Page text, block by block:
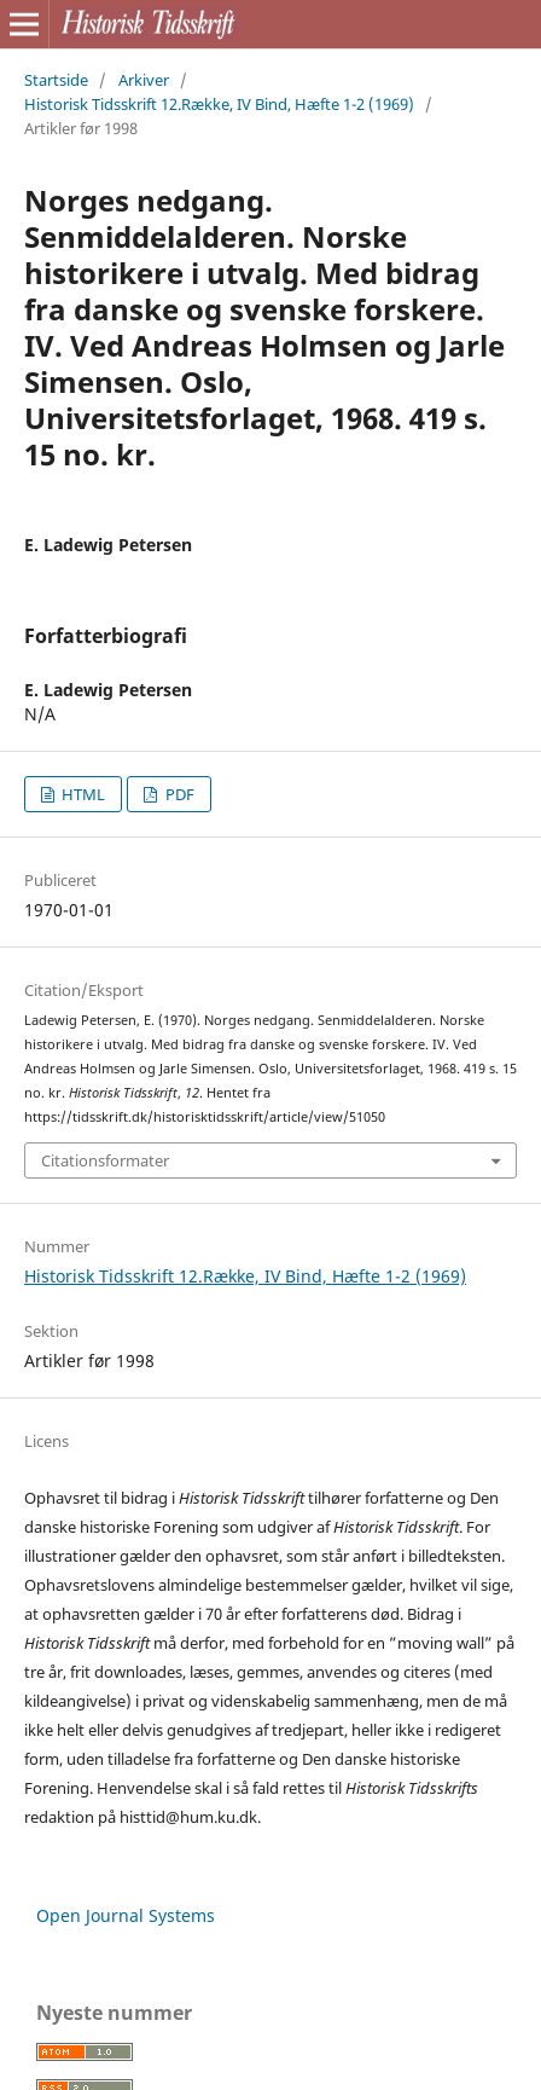
Startside / Arkiver /
Historisk Tidsskrift 12.Række, IV Bind, Hæfte 1-2 (1969)
/
Artikler før 1998
Norges nedgang.
Senmiddelalderen. Norske
historikere i utvalg. Med bidrag
fra danske og svenske forskere.
IV. Ved Andreas Holmsen og Jarle
Simensen. Oslo,
Universitetsforlaget, 1968. 419 s.
15 no. kr.
E. Ladewig Petersen
Forfatterbiografi
E. Ladewig Petersen
N/A
HTML PDF
Publiceret
1970-01-01
Citation/Eksport
Ladewig Petersen, E. (1970). Norges nedgang. Senmiddelalderen. Norske
historikere i utvalg. Med bidrag fra danske og svenske forskere. IV. Ved
Andreas Holmsen og Jarle Simensen. Oslo, Universitetsforlaget, 1968. 419 s. 15
no. kr. Historisk Tidsskrift, 12. Hentet fra
https://tidsskrift.dk/historisktidsskrift/article/view/51050
Citationsformater
Nummer
Historisk Tidsskrift 12.Række, IV Bind, Hæfte 1-2 (1969)
Sektion
Artikler før 1998
Licens
Ophavsret til bidrag iHistorisk Tidsskrifttilhører forfatterne og Den
danske historiske Forening som udgiver afHistorisk Tidsskrift. For
illustrationer gælder den ophavsret, som står anført i billedteksten.
Ophavsretslovens almindelige bestemmelser gælder, hvilket vil sige,
at ophavsretten gælder i 70 år efter forfatterens død. Bidrag i
Historisk Tidsskriftmå derfor, med forbehold for en ”moving wall” på
tre år, frit downloades, læses, gemmes, anvendes og citeres (med
kildeangivelse) i privat og videnskabelig sammenhæng, men de må
ikke helt eller delvis genudgives af tredjepart, heller ikke i redigeret
form, uden tilladelse fra forfatterne og Den danske historiske
Forening. Henvendelse skal i så fald rettes tilHistorisk Tidsskrifts
redaktion på histtid@hum.ku.dk.
Open Journal Systems
Nyeste nummer